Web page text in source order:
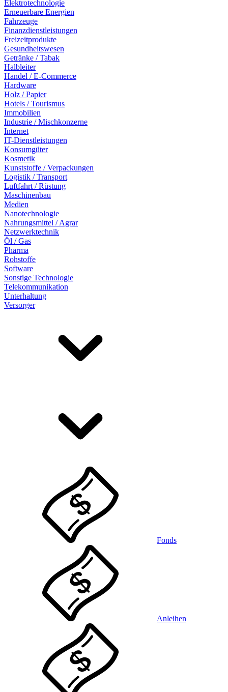
Elektrotechnologie
Erneuerbare Energien
Fahrzeuge
Finanzdienstleistungen
Freizeitprodukte
Gesundheitswesen
Getränke / Tabak
Halbleiter
Handel / E-Commerce
Hardware
Holz / Papier
Hotels / Tourismus
Immobilien
Industrie / Mischkonzerne
Internet
IT-Dienstleistungen
Konsumgüter
Kosmetik
Kunststoffe / Verpackungen
Logistik / Transport
Luftfahrt / Rüstung
Maschinenbau
Medien
Nanotechnologie
Nahrungsmittel / Agrar
Netzwerktechnik
Öl / Gas
Pharma
Rohstoffe
Software
Sonstige Technologie
Telekommunikation
Unterhaltung
Versorger
Fonds
Anleihen